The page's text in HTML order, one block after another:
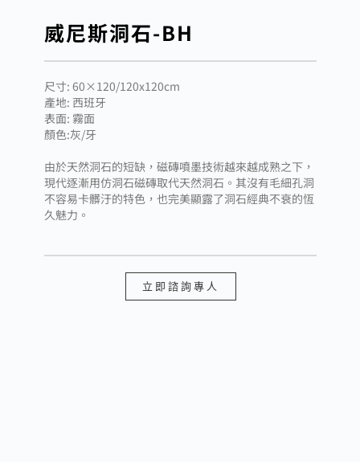
威尼斯洞石-BH
尺寸: 60×120/120x120cm
產地: 西班牙
表面: 霧面
顏色:灰/牙
由於天然洞石的短缺，磁磚噴墨技術越來越成熟之下，
現代逐漸用仿洞石磁磚取代天然洞石。其沒有毛細孔洞
不容易卡髒汙的特色，也完美顯露了洞石經典不衰的恆
久魅力。
立即諮詢專人